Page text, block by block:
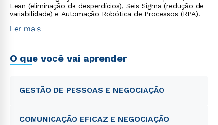
Lean (eliminação de desperdícios), Seis Sigma (redução de
variabilidade) e Automação Robótica de Processos (RPA).
Ler mais
O que você vai aprender
GESTÃO DE PESSOAS E NEGOCIAÇÃO
COMUNICAÇÃO EFICAZ E NEGOCIAÇÃO